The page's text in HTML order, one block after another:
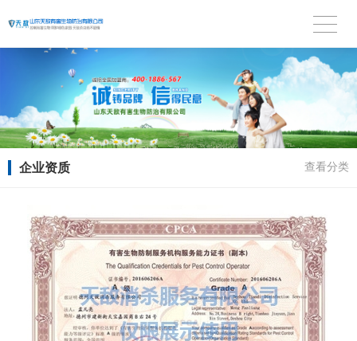
企业资质 查看分类